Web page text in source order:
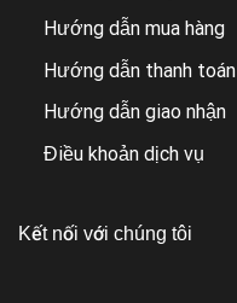
Hướng dẫn mua hàng
Hướng dẫn thanh toán
Hướng dẫn giao nhận
Điều khoản dịch vụ
Kết nối với chúng tôi